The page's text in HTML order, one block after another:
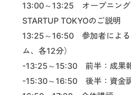
13:00～13:25 オープニング
STARTUP TOKYOのご説明
13:25～16:50 参加者による
ム、各12分）
-13:25～15:30 前半：成果
-15:30～16:50 後半：資金